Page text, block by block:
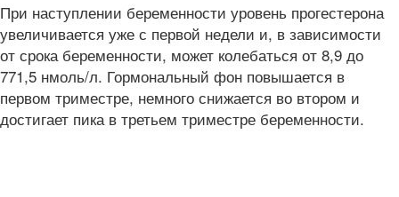
При наступлении беременности уровень прогестерона
увеличивается уже с первой недели и, в зависимости
от срока беременности, может колебаться от 8,9 до
771,5 нмоль/л. Гормональный фон повышается в
первом триместре, немного снижается во втором и
достигает пика в третьем триместре беременности.